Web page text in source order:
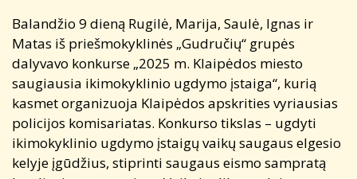
Balandžio 9 dieną Rugilė, Marija, Saulė, Ignas ir
Matas iš priešmokyklinės „Gudručių“ grupės
dalyvavo konkurse „2025 m. Klaipėdos miesto
saugiausia ikimokyklinio ugdymo įstaiga“, kurią
kasmet organizuoja Klaipėdos apskrities vyriausias
policijos komisariatas. Konkurso tikslas – ugdyti
ikimokyklinio ugdymo įstaigų vaikų saugaus elgesio
kelyje įgūdžius, stiprinti saugaus eismo sampratą